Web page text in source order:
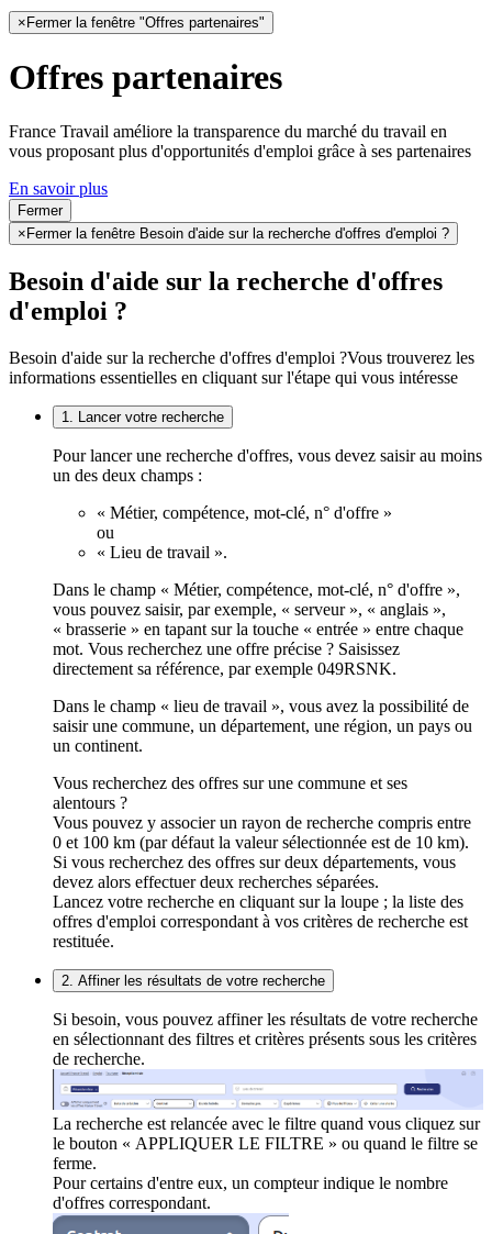
× Fermer la fenêtre "Offres partenaires"
Offres partenaires
France Travail améliore la transparence du marché du travail en
vous proposant plus d'opportunités d'emploi grâce à ses partenaires
En savoir plus
Fermer
×Fermer la fenêtre Besoin d'aide sur la recherche d'offres d'emploi ?
Besoin d'aide sur la recherche d'offres
d'emploi ?
Besoin d'aide sur la recherche d'offres d'emploi ?Vous trouverez les
informations essentielles en cliquant sur l'étape qui vous intéresse
1. Lancer votre recherche
Pour lancer une recherche d'offres, vous devez saisir au moins
un des deux champs :
« Métier, compétence, mot-clé, n° d'offre »
ou
« Lieu de travail ».
Dans le champ « Métier, compétence, mot-clé, n° d'offre »,
vous pouvez saisir, par exemple, « serveur », « anglais »,
« brasserie » en tapant sur la touche « entrée » entre chaque
mot. Vous recherchez une offre précise ? Saisissez
directement sa référence, par exemple 049RSNK.
Dans le champ « lieu de travail », vous avez la possibilité de
saisir une commune, un département, une région, un pays ou
un continent.
Vous recherchez des offres sur une commune et ses
alentours ?
Vous pouvez y associer un rayon de recherche compris entre
0 et 100 km (par défaut la valeur sélectionnée est de 10 km).
Si vous recherchez des offres sur deux départements, vous
devez alors effectuer deux recherches séparées.
Lancez votre recherche en cliquant sur la loupe ; la liste des
offres d'emploi correspondant à vos critères de recherche est
restituée.
2. Affiner les résultats de votre recherche
Si besoin, vous pouvez affiner les résultats de votre recherche
en sélectionnant des filtres et critères présents sous les critères
de recherche.
La recherche est relancée avec le filtre quand vous cliquez sur
le bouton « APPLIQUER LE FILTRE » ou quand le filtre se
ferme.
Pour certains d'entre eux, un compteur indique le nombre
d'offres correspondant.